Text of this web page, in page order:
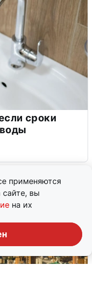
применяются
вы
на их
сроки